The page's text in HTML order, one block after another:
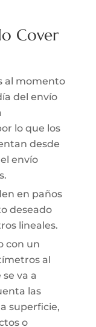
Cover
al momento
del envío
lo que los
desde
envío
en paños
deseado
lineales.
con un
al
va a
las
superficie,
o